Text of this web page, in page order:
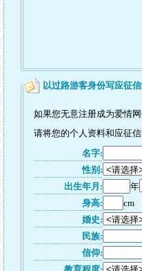
以过路游客身份写应征
如果您无意注册成为爱情
请将您的个人资料和应征
名字:
性别:
出生年月:
年
身高:
cm
婚史:
民族:
信仰: